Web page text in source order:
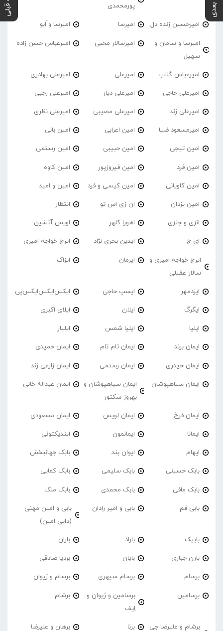
پورمحمدی
امیرحسین زنده دل امیرسا امیرسا و اَبو
امیرسا و سامان و
سهیل
امیرسالار محبی امیرعباس حسن زاده
امیرعباس گلاب امیرعلی امیرعلی بهادری
امیرعلی حاجی امیرعلی دیار امیرعلی رجبی
امیرعلی زند امیرعلی مصیبی امیرعلی نظری
امیرمسعود ضیا امین اعرابی امین بانی
امین تیجی امین حبیبی امین رستمی
امین فرد امین فیروزپور امین کاوه
امین کاویانی امین کیسی و فرد امین و امید
امین یزدان ان زی اس تو انتظار
انزی و جنزی اهورا کلهر اویس آتشین
ای ج ایدین بحری نژاد ایرج خواجه امیری
ایرج خواجه امیری و
سالار عقیلی
ایرمان ایزاک
ایزدمهر ایسپ حاجی ایکس‌ایکس‌ایکس‌پی
ایگرگ ایلان ایلای اکبری
ایلیا ایلیا شمس ایلیار
ایمان برند ایمان تام تام ایمان حمیدی
ایمان حیدری ایمان رستمی ایمان زارعی زند
ایمان سیاهپوشان
ایمان سیاهپوشان و
بهروز سکتور
ایمان عبداله خانی
ایمان فرخ ایمان لویس ایمان مسعودی
ایمانا ایمانمون ایندیکتونی
ایهام ایوان بند بابک جهانبخش
بابک حسینی بابک سلیمی بابک کمایی
بابک مافی بابک محمدی بابک ملک
بابی فم بابی و امیر رادان
بابی و امین مهنی
(دایی امین)
بابیک باراد باران
بارن جباری بایان بردیا صادقی
برسام برسام سپهری برسام و ژیوان
برسامین
برسامین و ژیوان و
اِیف
برشام
برشام و علیرضا جی
برنا برهان و علیرضا